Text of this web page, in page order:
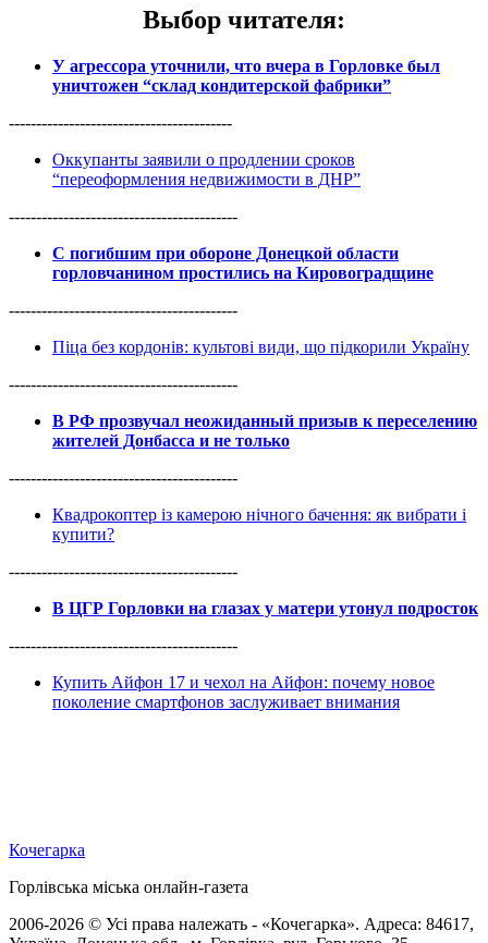
Выбор читателя:
У агрессора уточнили, что вчера в Горловке был
уничтожен “склад кондитерской фабрики”
-----------------------------------------
Оккупанты заявили о продлении сроков
“переоформления недвижимости в ДНР”
------------------------------------------
С погибшим при обороне Донецкой области
горловчанином простились на Кировоградщине
------------------------------------------
Піца без кордонів: культові види, що підкорили Україну
------------------------------------------
В РФ прозвучал неожиданный призыв к переселению
жителей Донбасса и не только
------------------------------------------
Квадрокоптер із камерою нічного бачення: як вибрати і
купити?
------------------------------------------
В ЦГР Горловки на глазах у матери утонул подросток
------------------------------------------
Купить Айфон 17 и чехол на Айфон: почему новое
поколение смартфонов заслуживает внимания
Кочегарка
Горлівська міська онлайн-газета
2006-2026 © Усі права належать - «Кочегарка». Адреса: 84617,